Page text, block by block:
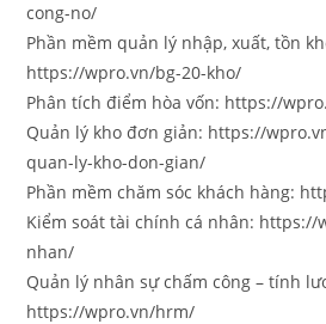
cong-no/
Phần mềm quản lý nhập, xuất, tồn
https://wpro.vn/bg-20-kho/
Phân tích điểm hòa vốn: https://
Quản lý kho đơn giản: https://
quan-ly-kho-don-gian/
Phần mềm chăm sóc khách hàng:
Kiểm soát tài chính cá nhân: https://
nhan/
Quản lý nhân sự chấm công – tính
https://wpro.vn/hrm/